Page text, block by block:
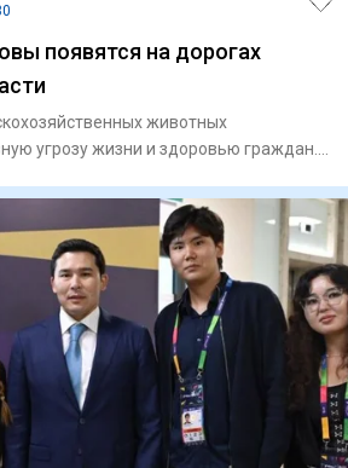
появятся на дорогах
животных
угрозу жизни и здоровью граждан.